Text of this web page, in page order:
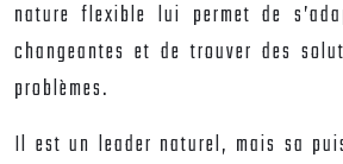
nature flexible lui permet de
changeantes et de trouver des
problèmes.
Il est un leader naturel, mais sa